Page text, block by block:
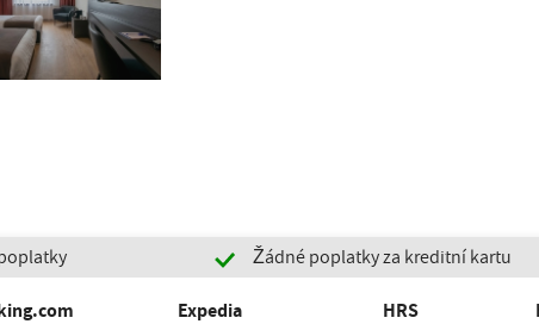
Žádné poplatky za kreditní kartu
Expedia HRS